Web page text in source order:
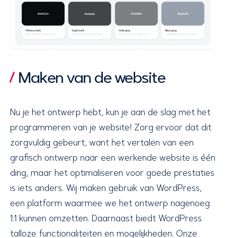
Maken van de website
Nu je het ontwerp hebt, kun je aan de slag met het
programmeren van je website! Zorg ervoor dat dit
zorgvuldig gebeurt, want het vertalen van een
grafisch ontwerp naar een werkende website is één
ding, maar het optimaliseren voor goede prestaties
is iets anders. Wij maken gebruik van WordPress,
een platform waarmee we het ontwerp nagenoeg
1:1 kunnen omzetten. Daarnaast biedt WordPress
talloze functionaliteiten en mogelijkheden. Onze